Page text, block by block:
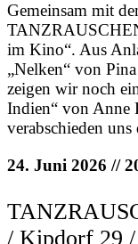
Gemeinsam mit
im Kino“. Aus
„Nelken“ von
zeigen wir noch
Indien“ von Anne
verabschieden
24. Juni 2026 //
/ Kipdorf 29